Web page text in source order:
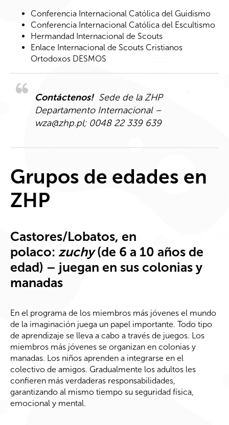
Conferencia Internacional Católica del Guidismo
Conferencia Internacional Católica del Escultismo
Hermandad Internacional de Scouts
Enlace Internacional de Scouts Cristianos
Ortodoxos DESMOS
Contáctenos!Sede de la ZHP
Departamento Internacional –
wza@zhp.pl; 0048 22 339 639
Grupos de edades en
ZHP
Castores/Lobatos, en
polaco: zuchy(de 6 a 10 años de
edad) – juegan en sus colonias y
manadas
En el programa de los miembros más jóvenes el mundo
de la imaginación juega un papel importante. Todo tipo
de aprendizaje se lleva a cabo a través de juegos. Los
miembros más jóvenes se organizan en colonias y
manadas. Los niños aprenden a integrarse en el
colectivo de amigos. Gradualmente los adultos les
confieren más verdaderas responsabilidades,
garantizando al mismo tiempo su seguridad física,
emocional y mental.